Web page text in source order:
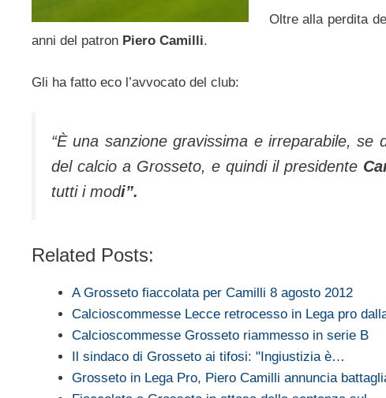
Oltre alla perdita
anni del patron Piero Camilli.
Gli ha fatto eco l’avvocato del club:
“È una sanzione gravissima e irreparabile,
del calcio a Grosseto, e quindi il presidente
tutti i modi”.
Related Posts:
A Grosseto fiaccolata per Camilli 8 agosto 2012
Calcioscommesse Lecce retrocesso in Lega pro
Calcioscommesse Grosseto riammesso in serie B
Il sindaco di Grosseto ai tifosi: "Ingiustizia è…
Grosseto in Lega Pro, Piero Camilli annuncia